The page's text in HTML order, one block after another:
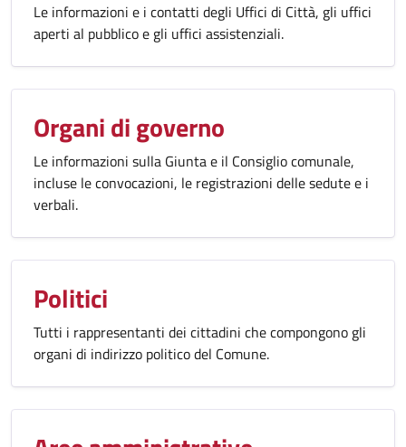
Le informazioni e i contatti degli Uffici di Città, gli uffici
aperti al pubblico e gli uffici assistenziali.
Organi di governo
Le informazioni sulla Giunta e il Consiglio comunale,
incluse le convocazioni, le registrazioni delle sedute e i
verbali.
Politici
Tutti i rappresentanti dei cittadini che compongono gli
organi di indirizzo politico del Comune.